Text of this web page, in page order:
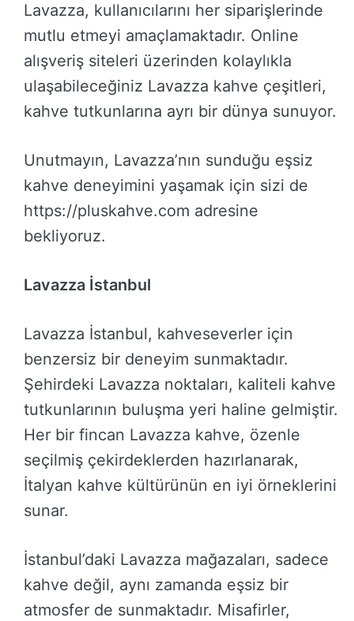
Lavazza, kullanıcılarını her siparişlerinde
mutlu etmeyi amaçlamaktadır. Online
alışveriş siteleri üzerinden kolaylıkla
ulaşabileceğiniz Lavazza kahve çeşitleri,
kahve tutkunlarına ayrı bir dünya sunuyor.
Unutmayın, Lavazza’nın sunduğu eşsiz
kahve deneyimini yaşamak için sizi de
https://pluskahve.com adresine
bekliyoruz.
Lavazza İstanbul
Lavazza İstanbul, kahveseverler için
benzersiz bir deneyim sunmaktadır.
Şehirdeki Lavazza noktaları, kaliteli kahve
tutkunlarının buluşma yeri haline gelmiştir.
Her bir fincan Lavazza kahve, özenle
seçilmiş çekirdeklerden hazırlanarak,
İtalyan kahve kültürünün en iyi örneklerini
sunar.
İstanbul’daki Lavazza mağazaları, sadece
kahve değil, aynı zamanda eşsiz bir
atmosfer de sunmaktadır. Misafirler,